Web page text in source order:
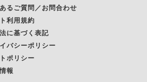
るご質問／お問合わせ
利用規約
に基づく表記
バシーポリシー
ポリシー
報